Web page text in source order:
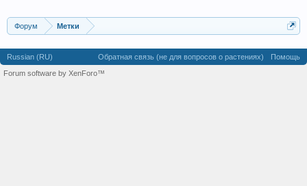
Форум Метки
Russian (RU) Обратная связь (не для вопросов о растениях)
Помощь
Forum software by XenForo™